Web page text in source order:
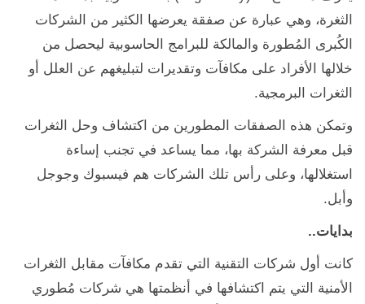
الثغرة، وهي عبارة عن صفقة يعرضها الكثير من الشركات
الكُبرى المُطورة والمالكة للبرامج الحاسوبية ليحصل من
خلالها الأفراد على مكافآت وتقديرات لتبليغهم عن العلل أو
الثغرات البرمجية.
وتمكن هذه الصفقات المطورين من اكتشاف وحل الثغرات
قبل معرفة الشركة بها، مما يساعد في تجنب إساءة
استغلالها، وعلى رأس تلك الشركات هم فيسبوك وجوجل
وأبل.
بدايات..
كانت أول شركات التقنية التي تقدم مكافآت مقابل الثغرات
الأمنية التي يتم اكتشافها في أنظمتها هي شركات مُطوري